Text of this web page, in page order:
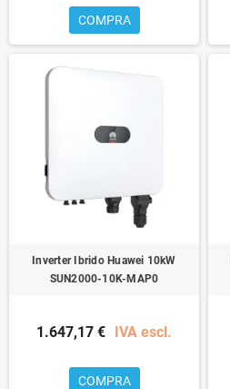
COMPRA
Inverter Ibrido Huawei 10kW
SUN2000-10K-MAP0
1.647,17 € IVA escl.
COMPRA